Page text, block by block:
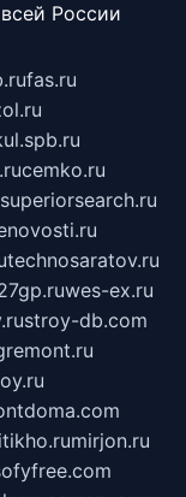
России
fas.ru
cemko.ru
superiorsearch.ru
technosaratov.ru
wes-ex.ru
stroy-db.com
mirjon.ru